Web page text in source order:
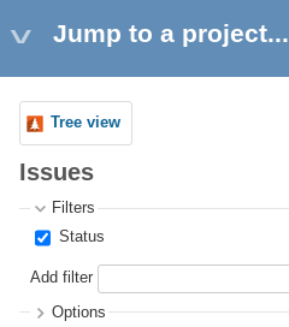
Jump to a project...
Tree view
Issues
Filters
Status
Add filter
Options